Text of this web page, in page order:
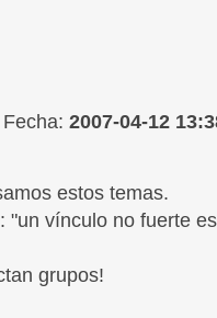
Fecha: 2007-04-12
estos temas.
"un vínculo no fuerte es
grupos!